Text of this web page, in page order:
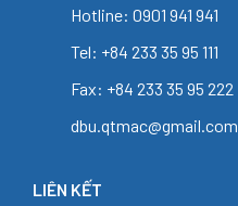
Hotline: 0901 941 941
Tel: +84 233 35 95 111
Fax: +84 233 35 95 222
dbu.qtmac@gmail.com
LIÊN KẾT